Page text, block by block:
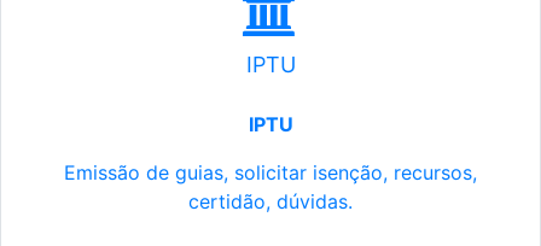
IPTU
IPTU
Emissão de guias, solicitar isenção, recursos,
certidão, dúvidas.